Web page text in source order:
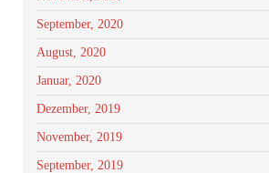
September, 2020
August, 2020
Januar, 2020
Dezember, 2019
November, 2019
September, 2019